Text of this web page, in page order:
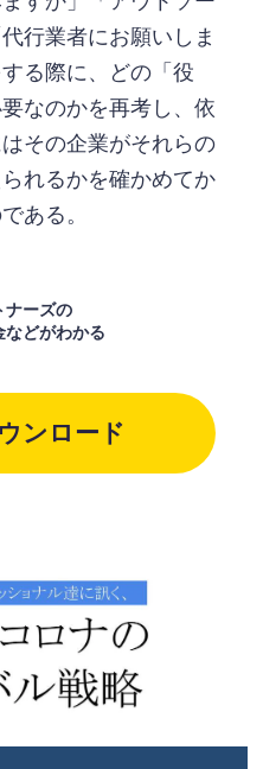
行業者にお願いしま
る際に、どの「役
なのかを再考し、依
その企業がそれらの
れるかを確かめてか
ある。
ナーズの
などがわかる
ンロード